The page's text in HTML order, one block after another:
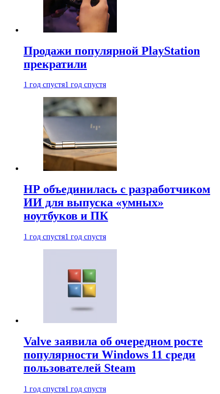
Продажи популярной PlayStation
прекратили
1 год спустя1 год спустя
HP объединилась с разработчиком
ИИ для выпуска «умных»
ноутбуков и ПК
1 год спустя1 год спустя
Valve заявила об очередном росте
популярности Windows 11 среди
пользователей Steam
1 год спустя1 год спустя